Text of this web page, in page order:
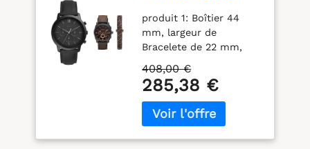
Mouvement
Chronographe à
Quartz & Montre
pour Homme
Machine,
Mouvement
Chronographe à
Quartz, Boîtier en
Acier Inoxydable
produit 1: Boîtier 44
mm, largeur de
Bracelete de 22 mm,
mouvement de quartz
avec affichage
analogique
chronographe, importé.
408,00 €
285,38 €